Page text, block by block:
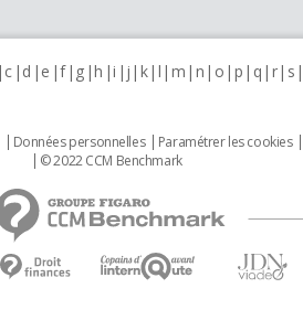
c d e f g h i j k l m n o p q r s
Données personnelles Paramétrer les cookies
© 2022 CCM Benchmark